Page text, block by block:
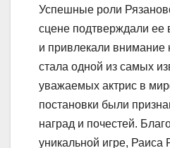
Успешные роли
сцене подтверждали ее
и привлекали внимание
стала одной из самых
уважаемых актрис в
постановки были
наград и почестей.
уникальной игре, Раиса